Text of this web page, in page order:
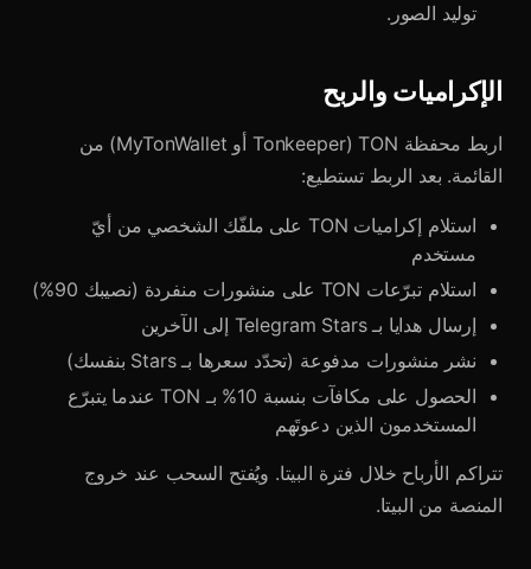
توليد الصور.
الإكراميات والربح
اربط محفظة TON (Tonkeeper أو MyTonWallet) من
القائمة. بعد الربط تستطيع:
استلام إكراميات TON على ملفّك الشخصي من أيّ
مستخدم
استلام تبرّعات TON على منشورات منفردة (نصيبك 90%)
إرسال هدايا بـ Telegram Stars إلى الآخرين
نشر منشورات مدفوعة (تحدّد سعرها بـ Stars بنفسك)
الحصول على مكافآت بنسبة 10% بـ TON عندما يتبرّع
المستخدمون الذين دعوتَهم
تتراكم الأرباح خلال فترة البيتا. ويُفتح السحب عند خروج
المنصة من البيتا.